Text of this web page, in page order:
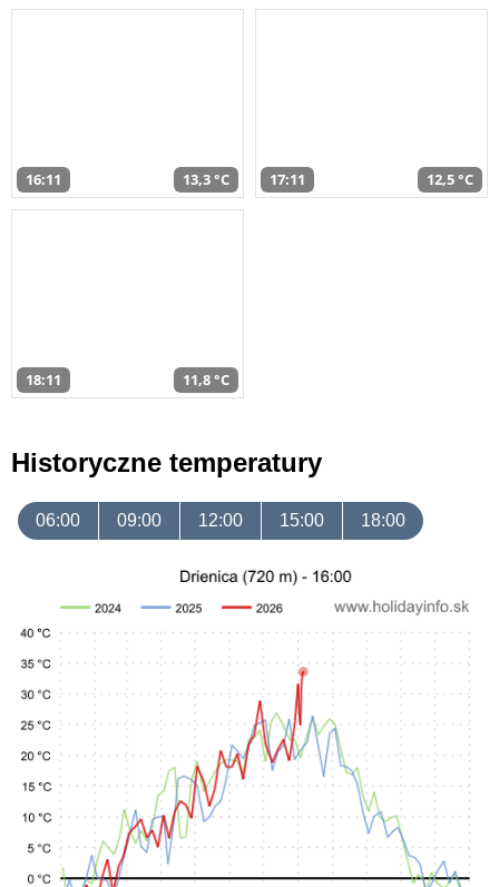
16:11 13,3 °C 17:11 12,5 °C
18:11 11,8 °C
Historyczne temperatury
06:00 09:00 12:00 15:00 18:00